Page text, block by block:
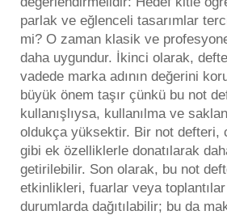
parlak ve eğlenceli tasarımlar
mi? O zaman klasik ve
daha uygundur. İkinci olarak,
vadede marka adının değerini
büyük önem taşır çünkü bu not
kullanışlıysa, kullanılma ve
oldukça yüksektir. Bir not defteri,
gibi ek özelliklerle donatılarak
getirilebilir. Son olarak, bu not
etkinlikleri, fuarlar veya
durumlarda dağıtılabilir; bu da